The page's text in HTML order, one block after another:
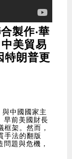
製作‧華
美貿易
特朗普更
中國國家主
早前美國財長
架。然而，
手法的翻版
題與危機，